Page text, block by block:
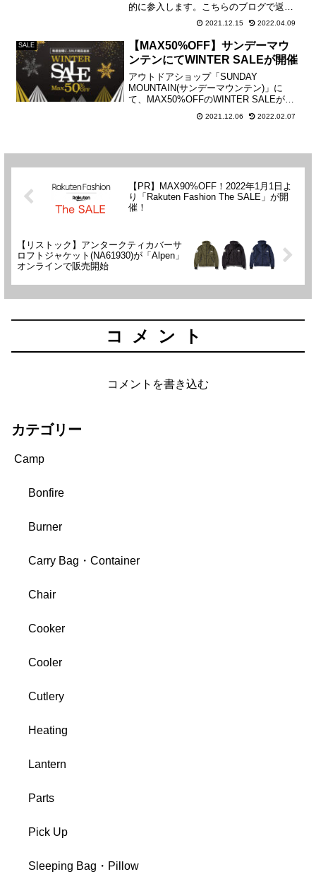
的に参入します。こちらのブログで返礼
品一覧や、定価と比較した還元率をご紹
介します。ご自身の寄付上限額の計算
は、下記のリンクをご活用ください▽寄
付上限額のシ...
2021.12.15 2022.04.09
SALE
【MAX50%OFF】サンデーマウ
ンテンにてWINTER SALEが開催
アウトドアショップ「SUNDAY
MOUNTAIN(サンデーマウンテン)」に
て、MAX50%OFFのWINTER SALEが開
催。毎週金曜日にSALE商品が追加されて
いくので、買い逃しなのないようぜひこ
2021.12.06 2022.02.07
【PR】MAX90%OFF！2022年1月1日よ
り「Rakuten Fashion The SALE」が開
催！
【リストック】アンタークティカバーサ
ロフトジャケット(NA61930)が「Alpen」
オンラインで販売開始
コメント
コメントを書き込む
カテゴリー
Camp
Bonfire
Burner
Carry Bag・Container
Chair
Cooker
Cooler
Cutlery
Heating
Lantern
Parts
Pick Up
Sleeping Bag・Pillow